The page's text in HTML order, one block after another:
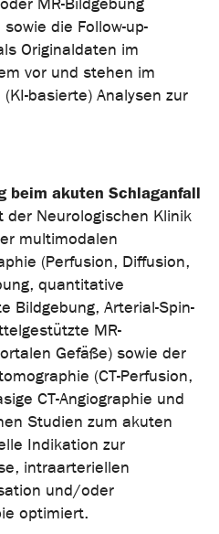
MR-Bildgebung
die Follow-up-
Originaldaten im
vor und stehen im
basierte) Analysen zur
beim akuten Schlaganfall
Neurologischen Klinik
multimodalen
(Perfusion, Diffusion,
quantitative
Bildgebung, Arterial-Spin-
MR-
Gefäße) sowie der
(CT-Perfusion,
CT-Angiographie und
Studien zum akuten
Indikation zur
intraarteriellen
und/oder
optimiert.